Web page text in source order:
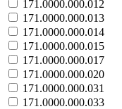
171.0000.000.012
171.0000.000.013
171.0000.000.014
171.0000.000.015
171.0000.000.017
171.0000.000.020
171.0000.000.031
171.0000.000.033